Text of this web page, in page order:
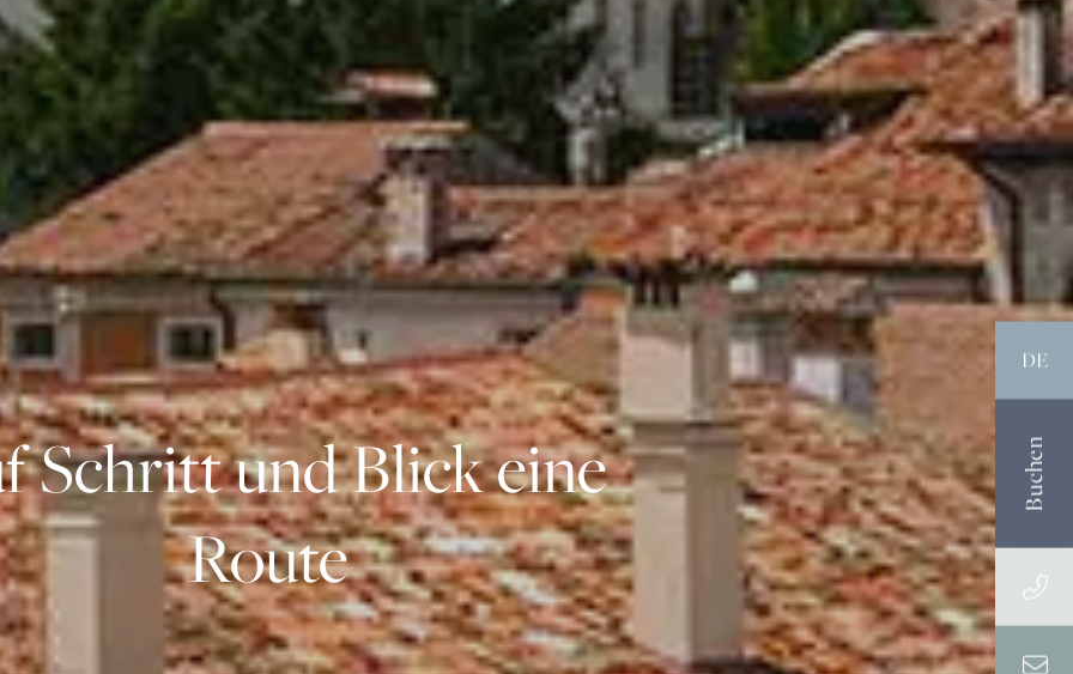
Schritt und Blick eine
Route
DE
Buchen